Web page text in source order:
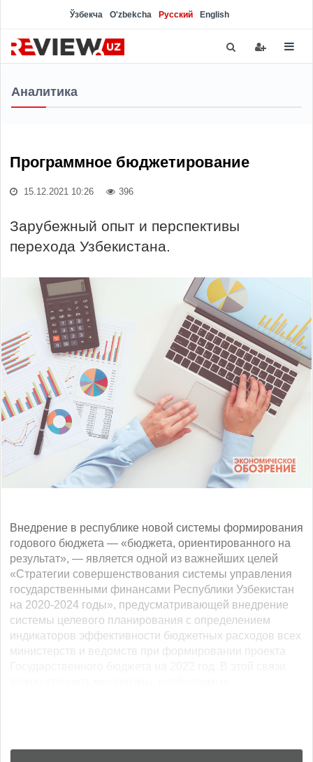
Ўзбекча O'zbekcha Русский English
Аналитика
Программное бюджетирование
15.12.2021 10:26 396
Зарубежный опыт и перспективы
перехода Узбекистана.
Внедрение в республике новой системы формирования
годового бюджета — «бюджета, ориентированного на
результат», — является одной из важнейших целей
«Стратегии совершенствования системы управления
государственными финансами Республики Узбекистан
на 2020-2024 годы», предусматривающей внедрение
системы целевого планирования с определением
индикаторов эффективности бюджетных расходов всех
министерств и ведомств при формировании проекта